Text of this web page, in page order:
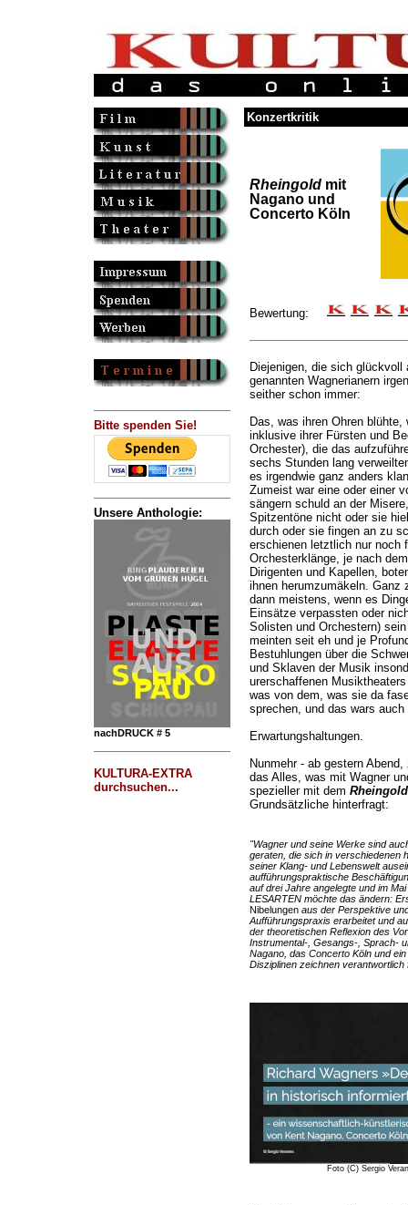
Bitte spenden Sie!
Unsere Anthologie:
nachDRUCK # 5
KULTURA-EXTRA
durchsuchen...
Konzertkritik
Rheingoldmit
Nagano und
Concerto Köln
Bewertung:
Diejenigen, die sich
genannten Wagnerianern
seither schon immer:
Das, was ihren Ohren
inklusive ihrer Fürsten und
Orchester), die das
sechs Stunden lang
es irgendwie ganz anders
Zumeist war eine oder einer
sängern schuld an der
Spitzentöne nicht oder sie
durch oder sie fingen an zu
erschienen letztlich nur noch
Orchesterklänge, je nach
Dirigenten und Kapellen,
ihnen herumzumäkeln. Ganz
dann meistens, wenn es
Einsätze verpassten oder
Solisten und Orchestern)
meinten seit eh und je
Bestuhlungen über die
und Sklaven der Musik
urerschaffenen
was von dem, was sie da
sprechen, und das wars auch
Erwartungshaltungen.
Nunmehr - ab gestern
das Alles, was mit Wagner
spezieller mit dem Rheingold
Grundsätzliche hinterfragt:
"Wagner und seine Werke sind
geraten, die sich in verschiedenen
seiner Klang- und Lebenswelt
aufführungspraktische
auf drei Jahre angelegte und im
LESARTEN möchte das ändern:
Nibelungen aus der Perspektive
Aufführungspraxis erarbeitet und
der theoretischen Reflexion des
Instrumental-, Gesangs-, Sprach-
Nagano, das Concerto Köln und
Disziplinen zeichnen verantwortlich
Foto (C) Sergio